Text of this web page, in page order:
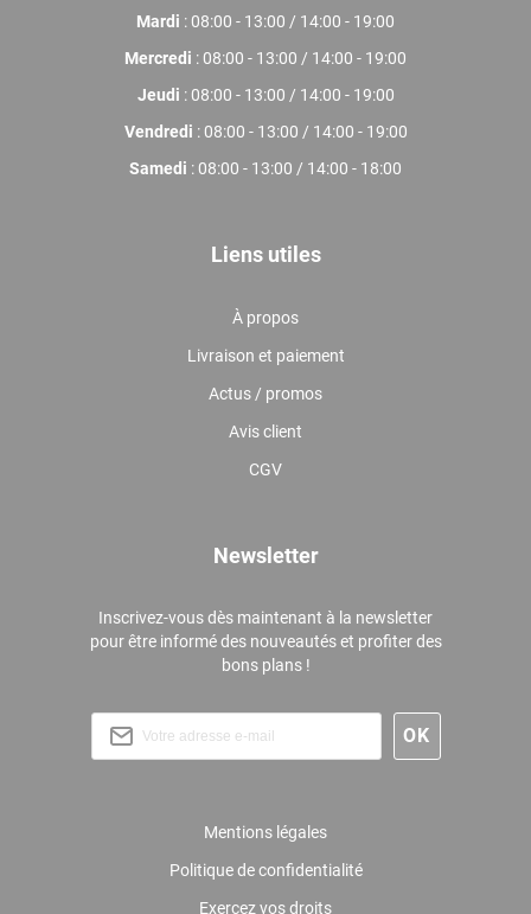
Mardi : 08:00 - 13:00 / 14:00 - 19:00
Mercredi : 08:00 - 13:00 / 14:00 - 19:00
Jeudi : 08:00 - 13:00 / 14:00 - 19:00
Vendredi : 08:00 - 13:00 / 14:00 - 19:00
Samedi : 08:00 - 13:00 / 14:00 - 18:00
Liens utiles
À propos
Livraison et paiement
Actus / promos
Avis client
CGV
Newsletter
Inscrivez-vous dès maintenant à la newsletter
pour être informé des nouveautés et profiter des
bons plans !
Mentions légales
Politique de confidentialité
Exercez vos droits